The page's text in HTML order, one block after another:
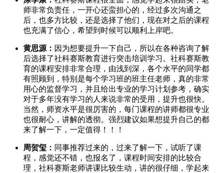
师非常负责任，一开心还蛮担心的，经过多次沟通之
后，也多方比较，还是选择了他们，现在对之后的课程
也充满了信心，希望到时候可以顺利上岸吧。
黄思源： 因为想要提升一下自己，所以在各种咨询了解
后选择了社科赛斯教育进行突击培训学习。社科赛斯教
育的课程安排非常合理，由浅到深，各个水平的同学都
有照顾到，特别是每个学习班的班主任老师，真的非常
用心的监督学习，并且给出专业的学习计划参考，确实
对于多年没有学习的人来说非常的受用，提升也很快。
当然，师资水平是很厉害的，每门课程的讲师都很专业
也很耐心，讲解的透彻。强烈建议如果想提升自己的都
来了解一下，一定值得！！！
周贺玺： 同事推荐过来的，过来了解一下，试听了课
程，感觉还不错，也报名了，课程时间安排的比较合
理，社科赛斯老师讲课比较生动，讲的很仔细，学起来